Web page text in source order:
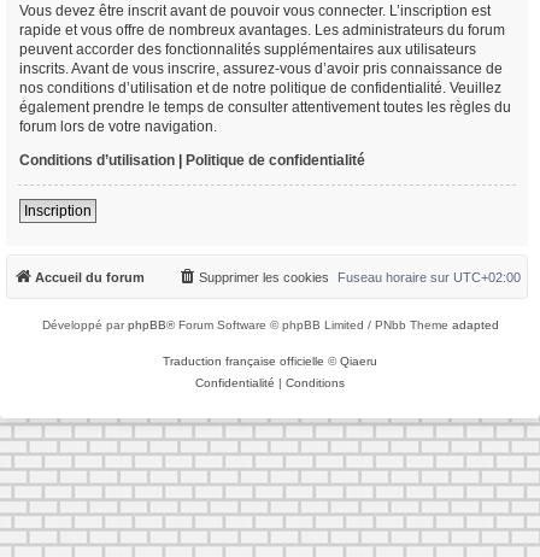
Vous devez être inscrit avant de pouvoir vous connecter. L’inscription est
rapide et vous offre de nombreux avantages. Les administrateurs du forum
peuvent accorder des fonctionnalités supplémentaires aux utilisateurs
inscrits. Avant de vous inscrire, assurez-vous d’avoir pris connaissance de
nos conditions d’utilisation et de notre politique de confidentialité. Veuillez
également prendre le temps de consulter attentivement toutes les règles du
forum lors de votre navigation.
Conditions d’utilisation | Politique de confidentialité
Inscription
Accueil du forum Fuseau horaire sur UTC+02:00
Supprimer les cookies
Développé parphpBB® Forum Software © phpBB Limited / PNbb Theme adapted
Traduction française officielle ©Qiaeru
Confidentialité | Conditions